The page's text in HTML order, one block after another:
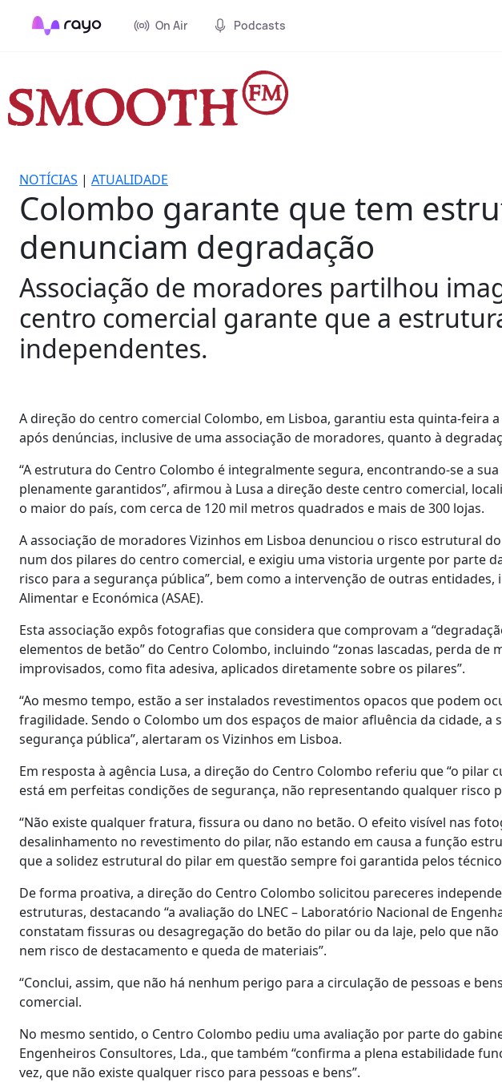
On Air Podcasts
NOTÍCIAS | ATUALIDADE
Colombo garante que tem
denunciam degradação
Associação de moradores partilhou
centro comercial garante que a
independentes.
A direção do centro comercial Colombo, em Lisboa, garantiu esta quinta-feira
após denúncias, inclusive de uma associação de moradores, quanto à
“A estrutura do Centro Colombo é integralmente segura, encontrando-se a
plenamente garantidos”, afirmou à Lusa a direção deste centro comercial,
o maior do país, com cerca de 120 mil metros quadrados e mais de 300 lojas.
A associação de moradores Vizinhos em Lisboa denunciou o risco estrutural
num dos pilares do centro comercial, e exigiu uma vistoria urgente por parte
risco para a segurança pública”, bem como a intervenção de outras entidades,
Alimentar e Económica (ASAE).
Esta associação expôs fotografias que considera que comprovam a
elementos de betão” do Centro Colombo, incluindo “zonas lascadas, perda de
improvisados, como fita adesiva, aplicados diretamente sobre os pilares”.
“Ao mesmo tempo, estão a ser instalados revestimentos opacos que podem
fragilidade. Sendo o Colombo um dos espaços de maior afluência da cidade, a
segurança pública”, alertaram os Vizinhos em Lisboa.
Em resposta à agência Lusa, a direção do Centro Colombo referiu que “o
está em perfeitas condições de segurança, não representando qualquer risco
“Não existe qualquer fratura, fissura ou dano no betão. O efeito visível nas
desalinhamento no revestimento do pilar, não estando em causa a função
que a solidez estrutural do pilar em questão sempre foi garantida pelos
De forma proativa, a direção do Centro Colombo solicitou pareceres
estruturas, destacando “a avaliação do LNEC – Laboratório Nacional de
constatam fissuras ou desagregação do betão do pilar ou da laje, pelo que
nem risco de destacamento e queda de materiais”.
“Conclui, assim, que não há nenhum perigo para a circulação de pessoas e
comercial.
No mesmo sentido, o Centro Colombo pediu uma avaliação por parte do
Engenheiros Consultores, Lda., que também “confirma a plena estabilidade
vez, que não existe qualquer risco para pessoas e bens”.